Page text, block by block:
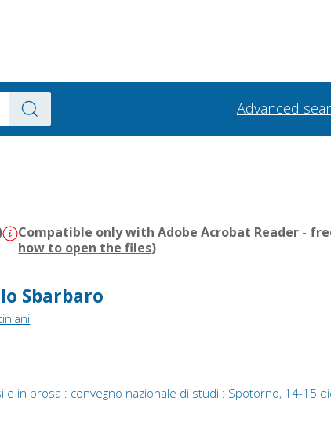
Advanced
Compatible only with Adobe Acrobat Reader -
how to open the files)
Sbarbaro
e in prosa : convegno nazionale di studi : Spotorno, 14-15